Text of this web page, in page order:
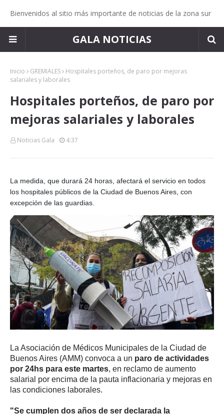
Bienvenidos al sitio más importante de noticias de la zona sur
GALA NOTICIAS
Inicio GREMIALES
Hospitales porteños, de paro por mejoras
salariales y laborales
Hospitales porteños, de paro por
mejoras salariales y laborales
Noticias Gala 4:37
La medida, que durará 24 horas, afectará el servicio en todos
los hospitales públicos de la Ciudad de Buenos Aires, con
excepción de las guardias.
La Asociación de Médicos Municipales de la Ciudad de
Buenos Aires (AMM) convoca a un paro de actividades
por 24hs para este martes, en reclamo de aumento
salarial por encima de la pauta inflacionaria y mejoras en
las condiciones laborales.
"Se cumplen dos años de ser declarada la